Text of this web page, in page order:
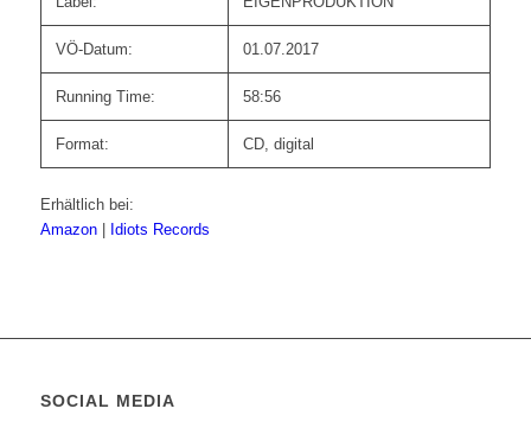
VÖ-Datum: 01.07.2017
Running Time: 58:56
Format: CD, digital
Erhältlich bei:
Amazon
Idiots Records
SOCIAL MEDIA